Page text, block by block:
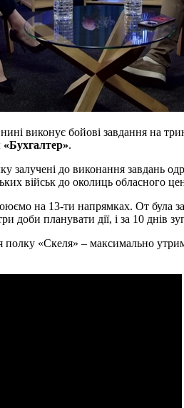
виконує бойові завдання на
.
залучені до виконання завдань
військ до околиць обласного
на 13-ти напрямках. От була
доби планувати дії, і за 10 днів
полку «Скеля» – максимально